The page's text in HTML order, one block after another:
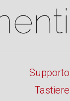
Supporto
Tastiere